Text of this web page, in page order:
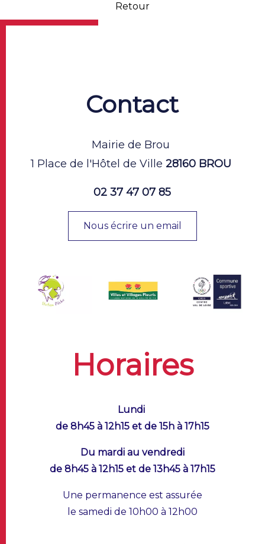
Retour
Contact
Mairie de Brou
1 Place de l'Hôtel de Ville 28160 BROU
02 37 47 07 85
Nous écrire un email
Horaires
Lundi
de 8h45 à 12h15 et de 15h à 17h15
Du mardi au vendredi
de 8h45 à 12h15 et de 13h45 à 17h15
Une permanence est assurée
le samedi de 10h00 à 12h00